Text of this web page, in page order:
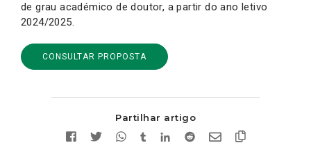
de grau académico de doutor, a partir do ano letivo
2024/2025.
CONSULTAR PROPOSTA
Partilhar artigo